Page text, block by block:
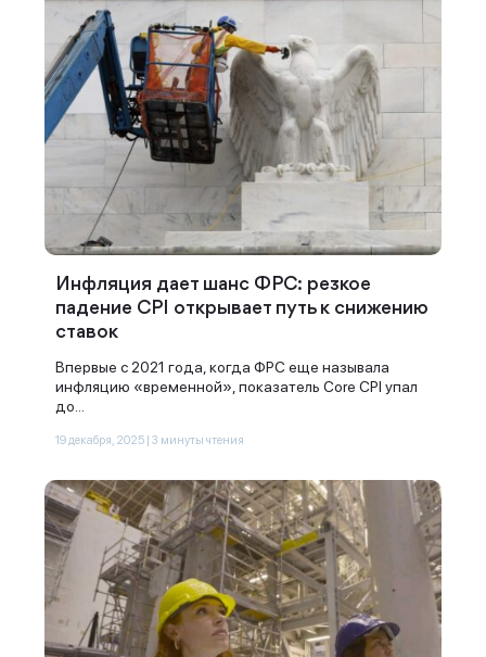
Инфляция дает шанс ФРС: резкое
падение CPI открывает путь к снижению
ставок
Впервые с 2021 года, когда ФРС еще называла
инфляцию «временной», показатель Core CPI упал
до...
19 декабря, 2025 | 3 минуты чтения